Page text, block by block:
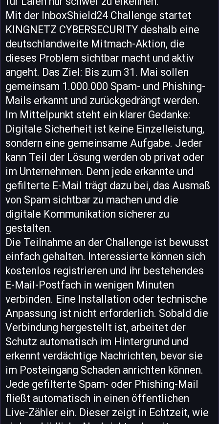
Mit der InboxShield24 Challenge startet
KINGNETZ CYBERSECURITY deshalb eine
deutschlandweite Mitmach-Aktion, die
dieses Problem sichtbar macht und aktiv
angeht. Das Ziel: Bis zum 31. Mai sollen
gemeinsam 1.000.000 Spam- und Phishing-
Mails erkannt und zurückgedrängt werden.
Im Mittelpunkt steht ein klarer Gedanke:
Digitale Sicherheit ist keine Einzelleistung,
sondern eine gemeinsame Aufgabe. Jeder
kann Teil der Lösung werden ob privat oder
im Unternehmen. Denn jede erkannte und
gefilterte E-Mail trägt dazu bei, das Ausmaß
von Spam sichtbar zu machen und die
digitale Kommunikation sicherer zu
gestalten.
Die Teilnahme an der Challenge ist bewusst
einfach gehalten. Interessierte können sich
kostenlos registrieren und ihr bestehendes
E-Mail-Postfach in wenigen Minuten
verbinden. Eine Installation oder technische
Anpassung ist nicht erforderlich. Sobald die
Verbindung hergestellt ist, arbeitet der
Schutz automatisch im Hintergrund und
erkennt verdächtige Nachrichten, bevor sie
im Posteingang Schaden anrichten können.
Jede gefilterte Spam- oder Phishing-Mail
fließt automatisch in einen öffentlichen
Live-Zähler ein. Dieser zeigt in Echtzeit, wie